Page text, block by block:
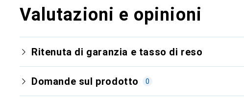
Valutazioni e opinioni
Ritenuta di garanzia e tasso di reso
Domande sul prodotto 0